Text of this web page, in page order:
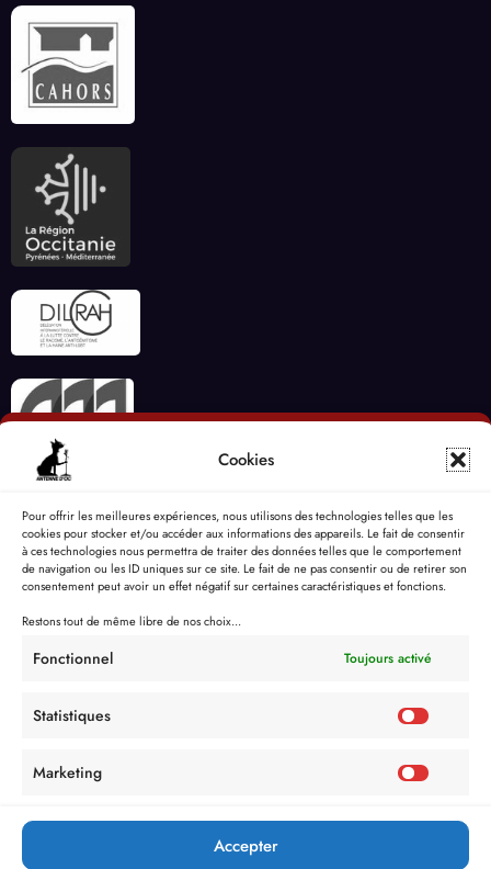
Cookies
Pour offrir les meilleures expériences, nous utilisons des technologies telles que les
cookies pour stocker et/ou accéder aux informations des appareils. Le fait de consentir
à ces technologies nous permettra de traiter des données telles que le comportement
de navigation ou les ID uniques sur ce site. Le fait de ne pas consentir ou de retirer son
consentement peut avoir un effet négatif sur certaines caractéristiques et fonctions.
Restons tout de même libre de nos choix...
Fonctionnel Toujours activé
Statistiques
Marketing
Accepter